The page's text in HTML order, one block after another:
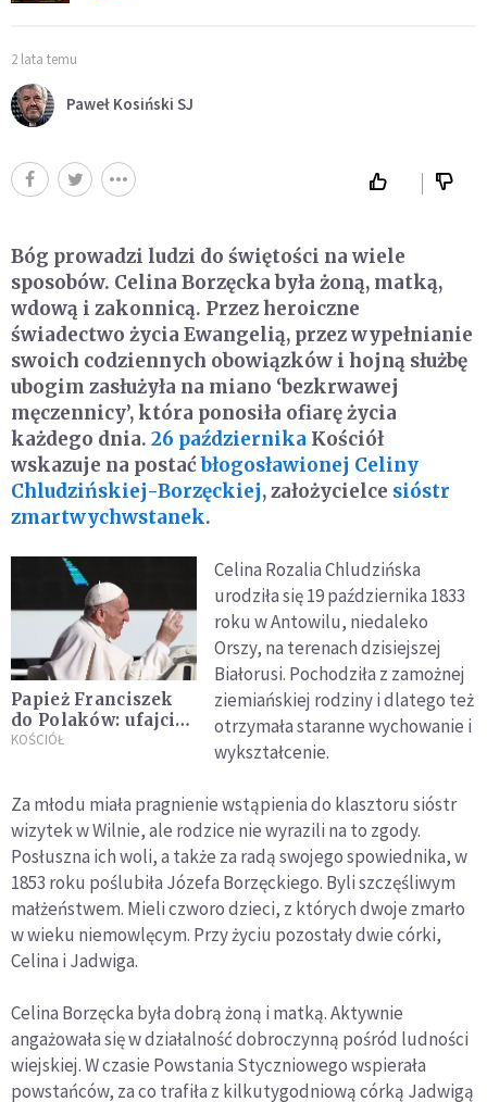
2 lata temu
Paweł Kosiński SJ
Bóg prowadzi ludzi do świętości na wiele
sposobów. Celina Borzęcka była żoną, matką,
wdową i zakonnicą. Przez heroiczne
świadectwo życia Ewangelią, przez wypełnianie
swoich codziennych obowiązków i hojną służbę
ubogim zasłużyła na miano ‘bezkrwawej
męczennicy’, która ponosiła ofiarę życia
każdego dnia. 26 października Kościół
wskazuje na postaćbłogosławionej Celiny
Chludzińskiej-Borzęckiej, założycielce sióstr
zmartwychwstanek.
Papież Franciszek
do Polaków: ufajcie
w miłosierdzie Boga
KOŚCIÓŁ
Celina Rozalia Chludzińska
urodziła się 19 października 1833
roku w Antowilu, niedaleko
Orszy, na terenach dzisiejszej
Białorusi. Pochodziła z zamożnej
ziemiańskiej rodziny i dlatego też
otrzymała staranne wychowanie i
wykształcenie.
Za młodu miała pragnienie wstąpienia do klasztoru sióstr
wizytek w Wilnie, ale rodzice nie wyrazili na to zgody.
Posłuszna ich woli, a także za radą swojego spowiednika, w
1853 roku poślubiła Józefa Borzęckiego. Byli szczęśliwym
małżeństwem. Mieli czworo dzieci, z których dwoje zmarło
w wieku niemowlęcym. Przy życiu pozostały dwie córki,
Celina i Jadwiga.
Celina Borzęcka była dobrą żoną i matką. Aktywnie
angażowała się w działalność dobroczynną pośród ludności
wiejskiej. W czasie Powstania Styczniowego wspierała
powstańców, za co trafiła z kilkutygodniową córką Jadwigą